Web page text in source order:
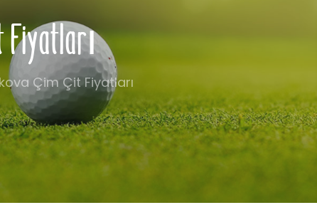
Fiyatları
Çim Çit Fiyatları